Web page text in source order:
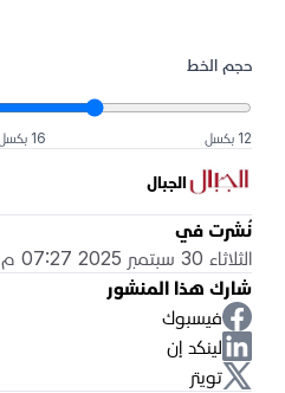
حجم الخط
12 بكسل 16 بكسل
الجبال
نُشرت في
الثلاثاء 30 سبتمبر 2025 07:27 م
شارك هذا المنشور
فيسبوك
لينكد إن
تويتر